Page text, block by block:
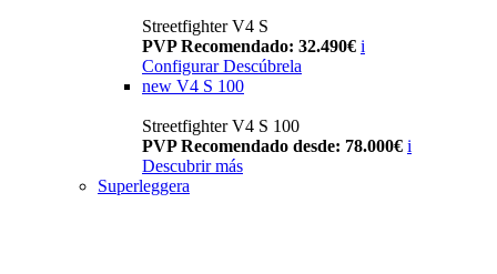
Streetfighter V4 S
PVP Recomendado: 32.490€ i
Configurar Descúbrela
new V4 S 100
Streetfighter V4 S 100
PVP Recomendado desde: 78.000€ i
Descubrir más
Superleggera